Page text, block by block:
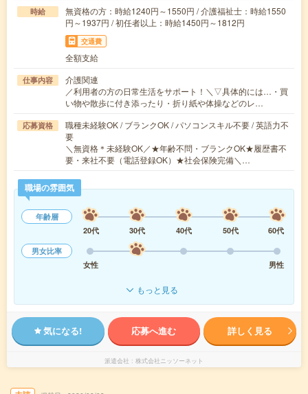
時給
無資格の方：時給1240円～1550円 / 介護福祉士：時給1550
円～1937円 / 初任者以上：時給1450円～1812円
交通費
全額支給
仕事内容
介護関連
／利用者の方の日常生活をサポート！＼▽具体的には…・買
い物や散歩に付き添ったり・折り紙や体操などのレ…
応募資格
職種未経験OK / ブランクOK / パソコンスキル不要 / 英語力不
要
＼無資格＊未経験OK／★年齢不問・ブランクOK★履歴書不
要・来社不要（電話登録OK）★社会保険完備＼…
職場の雰囲気
年齢層
20代
30代 40代 50代
60代
男女比率
女性
男性
もっと見る
気になる! 応募へ進む 詳しく見る
派遣会社 株式会社ニッソーネット